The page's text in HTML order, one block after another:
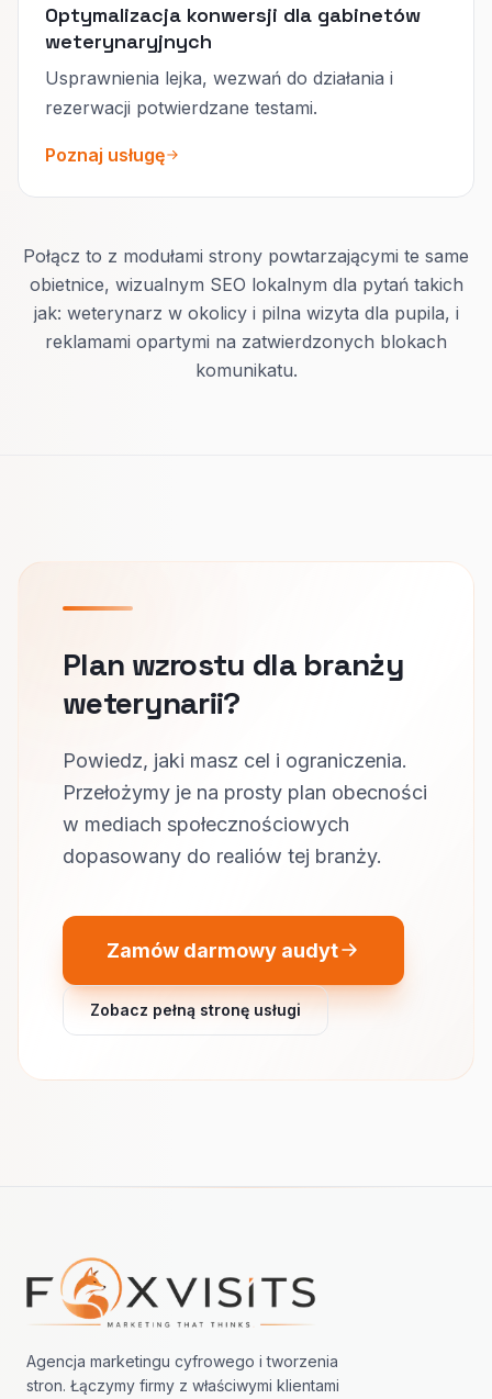
Optymalizacja konwersji dla gabinetów
weterynaryjnych
Usprawnienia lejka, wezwań do działania i
rezerwacji potwierdzane testami.
Poznaj usługę
Połącz to z modułami strony powtarzającymi te same
obietnice, wizualnym SEO lokalnym dla pytań takich
jak: weterynarz w okolicy i pilna wizyta dla pupila, i
reklamami opartymi na zatwierdzonych blokach
komunikatu.
Plan wzrostu dla branży
weterynarii?
Powiedz, jaki masz cel i ograniczenia.
Przełożymy je na prosty plan obecności
w mediach społecznościowych
dopasowany do realiów tej branży.
Zamów darmowy audyt
Zobacz pełną stronę usługi
Nawigacja w stopce
Agencja marketingu cyfrowego i tworzenia
stron. Łączymy firmy z właściwymi klientami